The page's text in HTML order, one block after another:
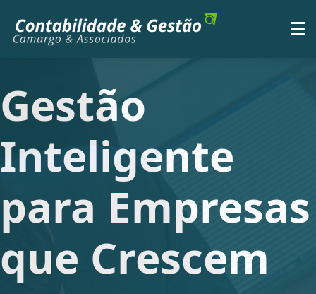
Gestão
Inteligente
para Empresas
que Crescem